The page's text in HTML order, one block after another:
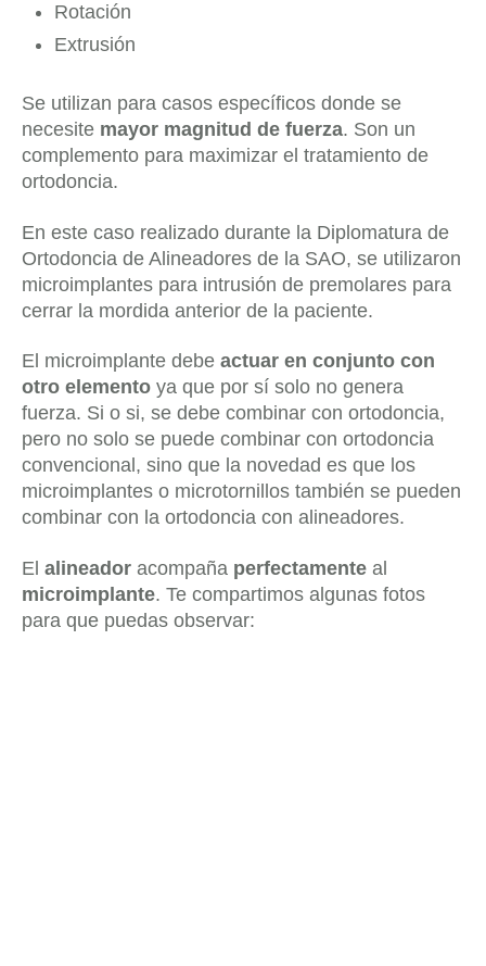
Rotación⁣
Extrusión⁣
Se utilizan para casos específicos donde se
necesite mayor magnitud de fuerza. Son un
complemento para maximizar el tratamiento de
ortodoncia.
En este caso realizado durante la Diplomatura de
Ortodoncia de Alineadores de la SAO, se utilizaron
microimplantes para intrusión de premolares para
cerrar la mordida anterior de la paciente.
El microimplante debe actuar en conjunto con
otro elemento ya que por sí solo no genera
fuerza. Si o si, se debe combinar con ortodoncia,
pero no solo se puede combinar con ortodoncia
convencional, sino que la novedad es que los
microimplantes o microtornillos también se pueden
combinar con la ortodoncia con alineadores.
El alineador acompaña perfectamente al
microimplante. Te compartimos algunas fotos
para que puedas observar: